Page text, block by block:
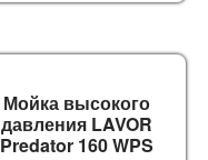
Мойка высокого
давления LAVOR
Predator 160 WPS